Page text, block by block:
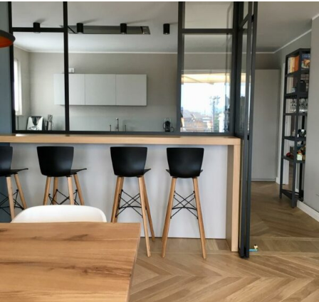
Attico
Attici